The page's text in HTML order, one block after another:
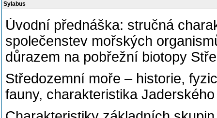
Sylabus
Úvodní přednáška: stručná
společenstev mořských
důrazem na pobřežní biotopy
Středozemní moře – historie,
fauny, charakteristika